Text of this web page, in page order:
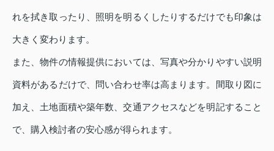
れを拭き取ったり、照明を明るくしたりするだけでも印象は
大きく変わります。
また、物件の情報提供においては、写真や分かりやすい説明
資料があるだけで、問い合わせ率は高まります。間取り図に
加え、土地面積や築年数、交通アクセスなどを明記すること
で、購入検討者の安心感が得られます。